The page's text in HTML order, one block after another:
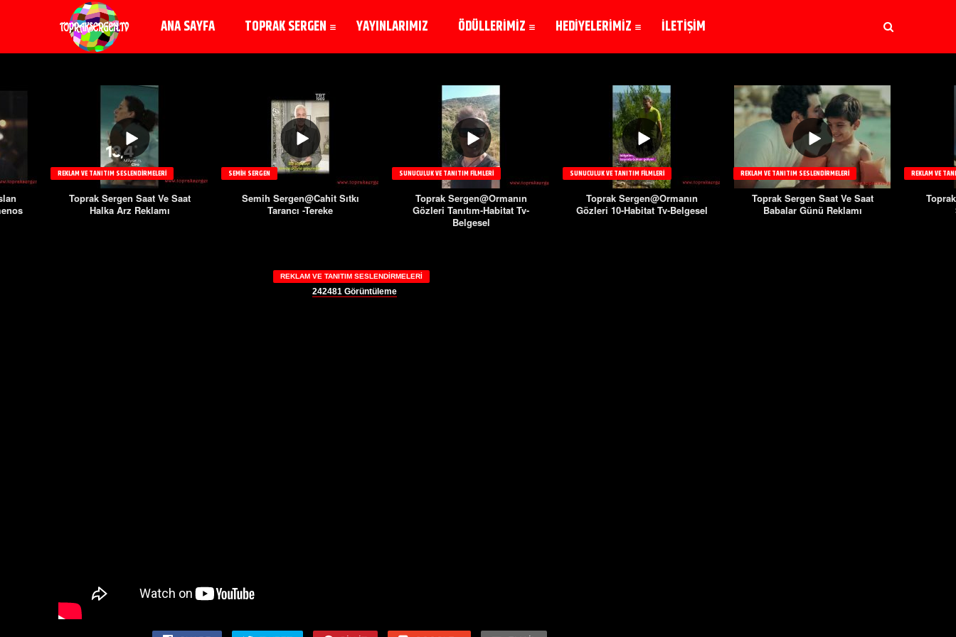
ANA SAYFA TOPRAK SERGEN YAYINLARIMIZ ÖDÜLLERİMİZ HEDİYELERİMİZ İLETİŞİM
REKLAM VE TANITIM SESLENDIRMELERI
Toprak Sergen Saat Ve Saat
Halka Arz Reklamı
SEMIH SERGEN
Semih Sergen@Cahit Sıtkı
Tarancı -Tereke
SUNUCULUK VE TANITIM FILMLERI
Toprak Sergen@Ormanın
Gözleri Tanıtım-Habitat Tv-
Belgesel
SUNUCULUK VE TANITIM FILMLERI
Toprak Sergen@Ormanın
Gözleri 10-Habitat Tv-Belgesel
REKLAM VE TANITIM SESLENDIRMELERI
Toprak Sergen Saat Ve Saat
Babalar Günü Reklamı
REKLAM VE
REKLAM VE TANITIM SESLENDIRMELERI
242481 Görüntüleme